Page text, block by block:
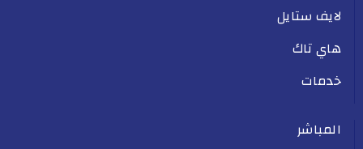
لايف ستايل
هاي تاك
خدمات
المباشر